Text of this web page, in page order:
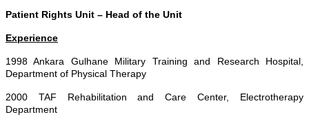
Patient Rights Unit – Head of the Unit
Experience
1998 Ankara Gulhane Military Training and Research Hospital,
Department of Physical Therapy
2000 TAF Rehabilitation and Care Center, Electrotherapy
Department